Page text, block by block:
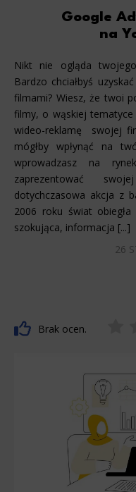
Google
na
Nikt nie ogląda
Bardzo chciałbyś
filmami? Wiesz, że twoi
filmy, o wąskiej tematyce
wideo-reklamę swojej
mógłby wpłynąć na
wprowadzasz na
zaprezentować
dotychczasowa akcja z
2006 roku świat
szokująca, informacja [...]
26
Brak ocen.